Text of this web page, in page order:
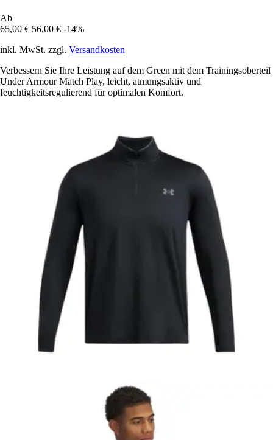
Ab
65,00 € 56,00 € -14%
inkl. MwSt. zzgl. Versandkosten
Verbessern Sie Ihre Leistung auf dem Green mit dem Trainingsoberteil
Under Armour Match Play, leicht, atmungsaktiv und
feuchtigkeitsregulierend für optimalen Komfort.